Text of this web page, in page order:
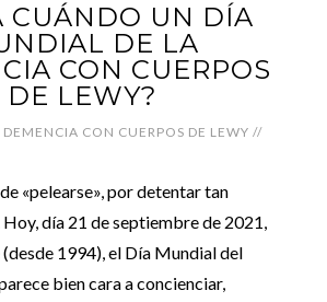
CUÁNDO UN DÍA
DE LA
CON CUERPOS
DE LEWY?
DEMENCIA CON CUERPOS DE LEWY //
«pelearse», por detentar tan
día 21 de septiembre de 2021,
(desde 1994), el Día Mundial del
bien cara a concienciar,